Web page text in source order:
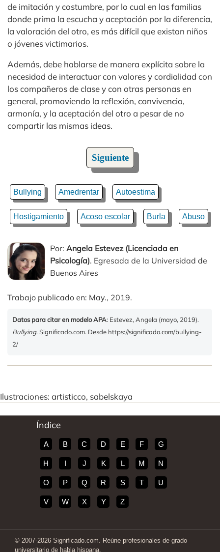
de imitación y costumbre, por lo cual en las familias
donde prima la escucha y aceptación por la diferencia,
la valoración del otro, es más difícil que existan niños
o jóvenes victimarios.
Además, debe hablarse de manera explícita sobre la
necesidad de interactuar con valores y cordialidad con
los compañeros de clase y con otras personas en
general, promoviendo la reflexión, convivencia,
armonía, y la aceptación del otro a pesar de no
compartir las mismas ideas.
Siguiente
Bullying Amedrentar Autoestima
Hostigamiento Acoso escolar Burla Abuso
Por: Angela Estevez (Licenciada en
Psicología). Egresada de la Universidad de
Buenos Aires
Trabajo publicado en: May., 2019.
Datos para citar en modelo APA: Estevez, Angela (mayo, 2019).
Bullying. Significado.com. Desde https://significado.com/bullying-
2/
Ilustraciones: artisticco, sabelskaya
Índice
A B C D E F G
H I J K L M N
O P Q R S T U
V W X Y Z
© 2007-2026 Significado.com. Reúne profesionales de grado
universitario de habla hispana.